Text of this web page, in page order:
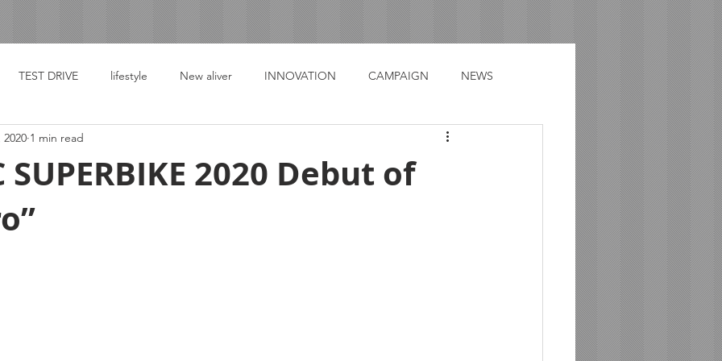
TEST DRIVE lifestyle New aliver INNOVATION CAMPAIGN NEWS
SUPERBIKE 2020 Debut of
2020 1 min read